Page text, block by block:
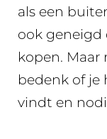
als een
ook geneigd
kopen. Maar
bedenk of je
vindt en